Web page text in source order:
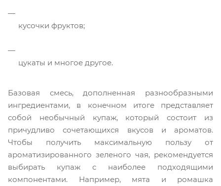
кусочки фруктов;
цукаты и многое другое.
Базовая смесь, дополненная разнообразными
ингредиентами, в конечном итоге представляет
собой необычный купаж, который состоит из
причудливо сочетающихся вкусов и ароматов.
Чтобы получить максимальную пользу от
ароматизированного зеленого чая, рекомендуется
выбирать купаж с наиболее подходящими
компонентами. Например, мята и ромашка